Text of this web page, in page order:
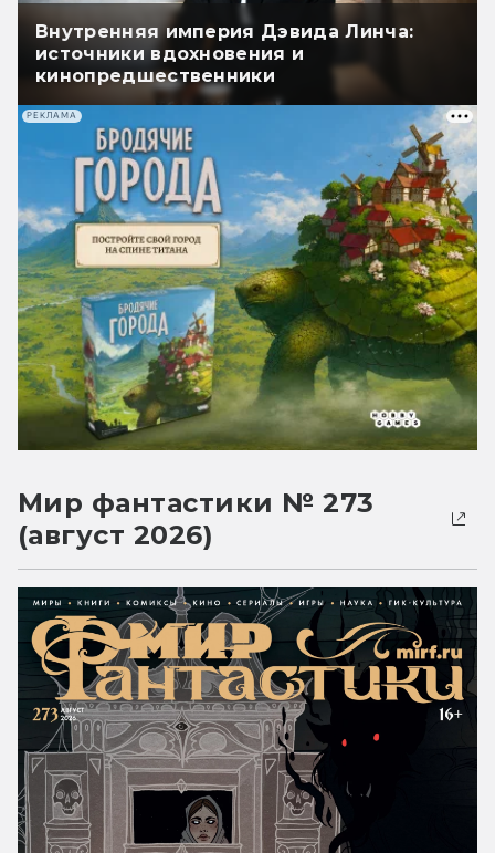
Внутренняя империя Дэвида Линча:
источники вдохновения и
кинопредшественники
РЕКЛАМА
Мир фантастики № 273
(август 2026)